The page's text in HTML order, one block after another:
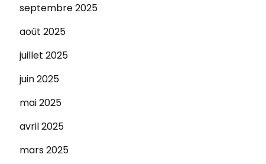
septembre 2025
août 2025
juillet 2025
juin 2025
mai 2025
avril 2025
mars 2025